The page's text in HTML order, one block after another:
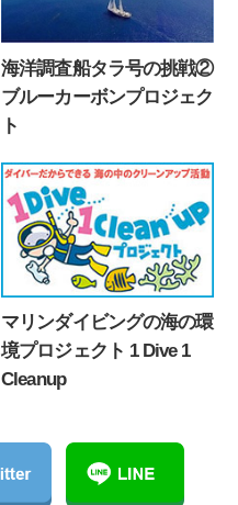
海洋調査船タラ号の挑戦②
ブルーカーボンプロジェク
ト
マリンダイビングの海の環
境プロジェクト 1 Dive 1
Cleanup